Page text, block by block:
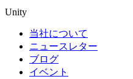
Unity
当社について
ニュースレター
ブログ
イベント